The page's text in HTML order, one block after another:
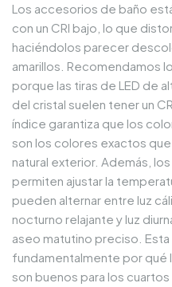
Los accesorios de baño
con un CRI bajo, lo que
haciéndolos parecer
amarillos. Recomendamos
porque las tiras de LED de
del cristal suelen tener un
índice garantiza que los
son los colores exactos
natural exterior. Además,
permiten ajustar la
pueden alternar entre luz
nocturno relajante y luz
aseo matutino preciso.
fundamentalmente por
son buenos para los